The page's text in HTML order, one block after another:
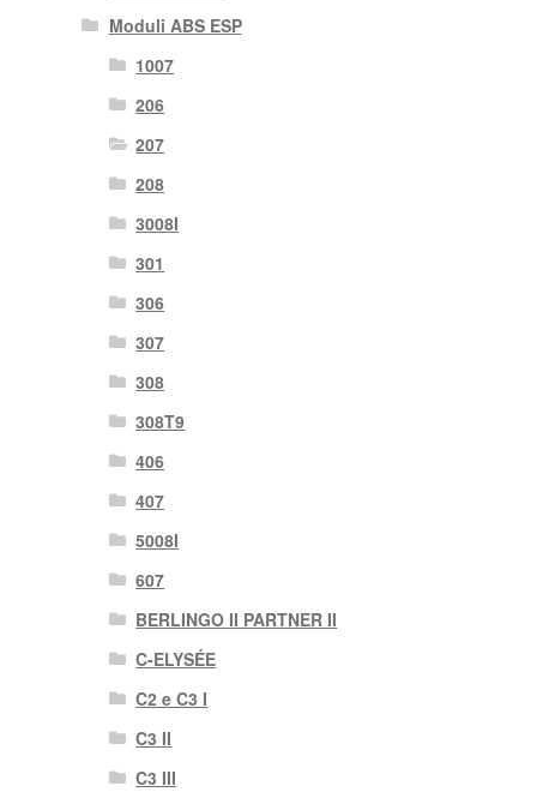
Moduli ABS ESP
1007
206
207
208
3008I
301
306
307
308
308T9
406
407
5008I
607
BERLINGO II PARTNER II
C-ELYSÉE
C2 e C3 I
C3 II
C3 III